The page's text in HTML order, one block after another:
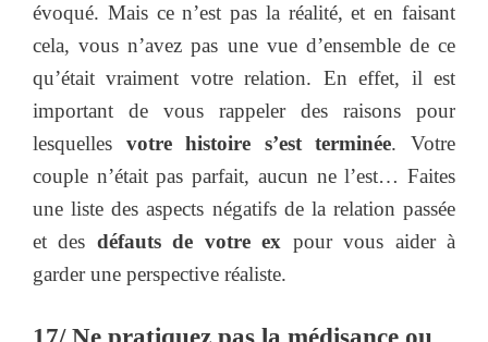
évoqué. Mais ce n’est pas la réalité, et en faisant
cela, vous n’avez pas une vue d’ensemble de ce
qu’était vraiment votre relation. En effet, il est
important de vous rappeler des raisons pour
lesquelles votre histoire s’est terminée. Votre
couple n’était pas parfait, aucun ne l’est… Faites
une liste des aspects négatifs de la relation passée
et des défauts de votre ex pour vous aider à
garder une perspective réaliste.